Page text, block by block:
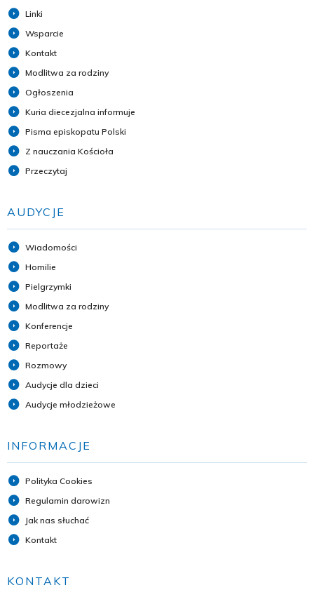
Linki
Wsparcie
Kontakt
Modlitwa za rodziny
Ogłoszenia
Kuria diecezjalna informuje
Pisma episkopatu Polski
Z nauczania Kościoła
Przeczytaj
AUDYCJE
Wiadomości
Homilie
Pielgrzymki
Modlitwa za rodziny
Konferencje
Reportaże
Rozmowy
Audycje dla dzieci
Audycje młodzieżowe
INFORMACJE
Polityka Cookies
Regulamin darowizn
Jak nas słuchać
Kontakt
KONTAKT